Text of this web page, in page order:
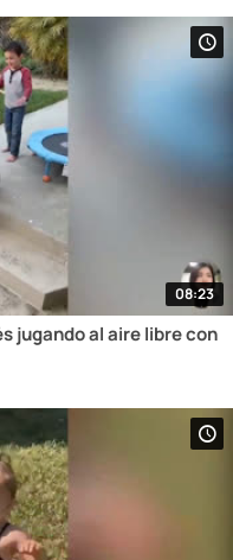
08:23
jugando al aire libre con